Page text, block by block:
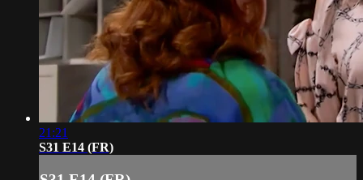
21:21
S31 E14 (FR)